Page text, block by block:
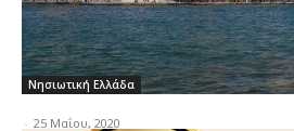
Νησιωτική Ελλάδα
- 25 Μαΐου, 2020